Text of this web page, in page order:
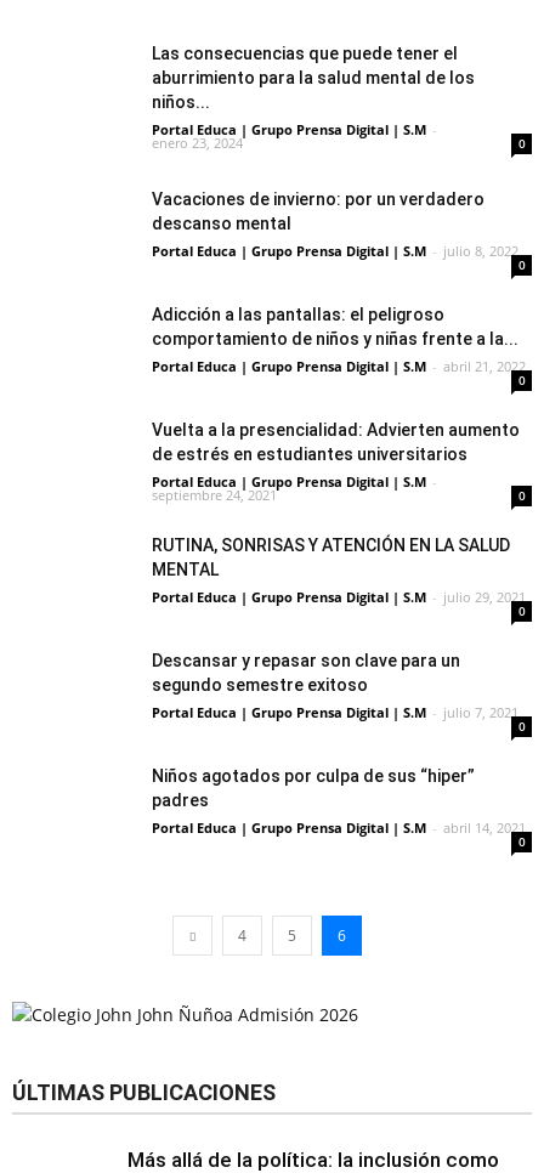
Las consecuencias que puede tener el
aburrimiento para la salud mental de los
niños...
Portal Educa | Grupo Prensa Digital | S.M -
enero 23, 2024 0
Vacaciones de invierno: por un verdadero
descanso mental
Portal Educa | Grupo Prensa Digital | S.M - julio 8, 2022
0
Adicción a las pantallas: el peligroso
comportamiento de niños y niñas frente a la...
Portal Educa | Grupo Prensa Digital | S.M - abril 21, 2022
0
Vuelta a la presencialidad: Advierten aumento
de estrés en estudiantes universitarios
Portal Educa | Grupo Prensa Digital | S.M -
septiembre 24, 2021 0
RUTINA, SONRISAS Y ATENCIÓN EN LA SALUD
MENTAL
Portal Educa | Grupo Prensa Digital | S.M - julio 29, 2021
0
Descansar y repasar son clave para un
segundo semestre exitoso
Portal Educa | Grupo Prensa Digital | S.M - julio 7, 2021
0
Niños agotados por culpa de sus “hiper”
padres
Portal Educa | Grupo Prensa Digital | S.M - abril 14, 2021
0
4 5 6
ÚLTIMAS PUBLICACIONES
Más allá de la política: la inclusión como